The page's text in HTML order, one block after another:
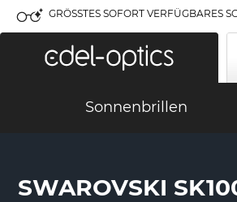
GRÖSSTES SOFORT VERFÜGBARES
Sonnenbrillen
SWAROVSKI